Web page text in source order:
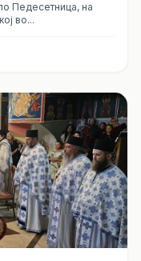
Педесетница, на
во...